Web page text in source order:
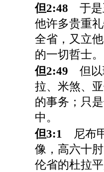
但2:48 于是
他许多贵重
全省，又立
的一切哲士。
但2:49 但以
拉、米煞、
的事务；只
中。
但3:1 尼布
像，高六十
伦省的杜拉平